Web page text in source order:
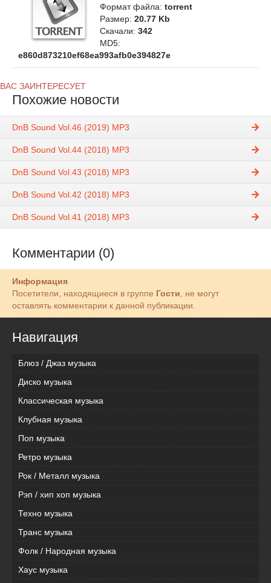
Формат файла: torrent
Размер: 20.77 Kb
Скачали: 342
MD5:
e860d873210ef68ea993afb0e394827e
ВАС ЗАИНТЕРЕСУЕТ
Похожие новости
DnB Sound Vol.46 (2019) MP3
DnB Sound Vol.44 (2018) MP3
DnB Sound Vol.43 (2018) MP3
DnB Sound Vol.42 (2018) MP3
DnB Sound Vol.41 (2018) MP3
Комментарии (0)
Информация
Посетители, находящиеся в группе Гости, не могут
оставлять комментарии к данной публикации.
Навигация
Блюз / Джаз музыка
Диско музыка
Классическая музыка
Клубная музыка
Поп музыка
Ретро музыка
Рок / Металл музыка
Рэп / хип хоп музыка
Техно музыка
Транс музыка
Фолк / Народная музыка
Хаус музыка